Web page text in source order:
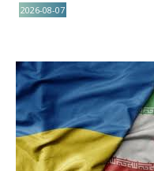
2026-08-07